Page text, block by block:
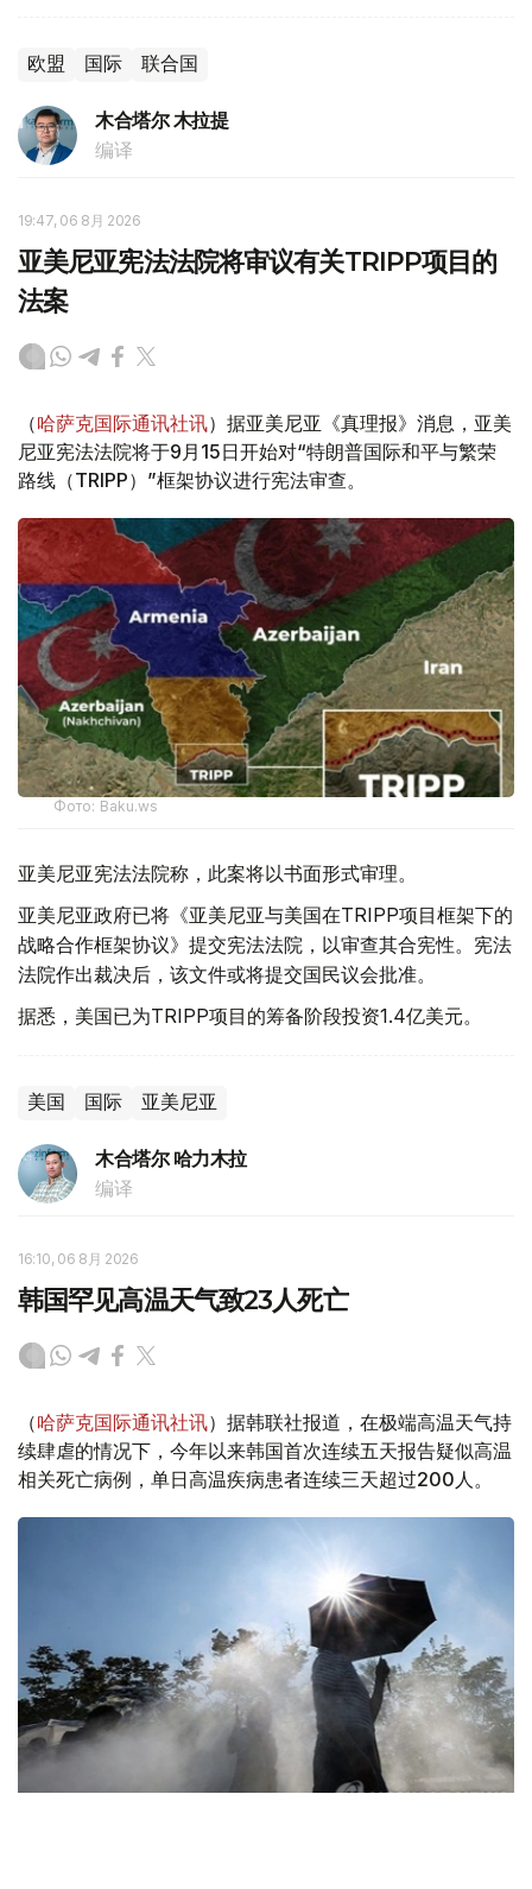
欧盟 国际 联合国
木合塔尔 木拉提
编译
19:47, 06 8月 2026
亚美尼亚宪法法院将审议有关TRIPP项目的
法案
（哈萨克国际通讯社讯）据亚美尼亚《真理报》消息，亚美
尼亚宪法法院将于9月15日开始对“特朗普国际和平与繁荣
路线（TRIPP）”框架协议进行宪法审查。
Фото: Baku.ws
亚美尼亚宪法法院称，此案将以书面形式审理。
亚美尼亚政府已将《亚美尼亚与美国在TRIPP项目框架下的
战略合作框架协议》提交宪法法院，以审查其合宪性。宪法
法院作出裁决后，该文件或将提交国民议会批准。
据悉，美国已为TRIPP项目的筹备阶段投资1.4亿美元。
美国 国际 亚美尼亚
木合塔尔 哈力木拉
编译
16:10, 06 8月 2026
韩国罕见高温天气致23人死亡
（哈萨克国际通讯社讯）据韩联社报道，在极端高温天气持
续肆虐的情况下，今年以来韩国首次连续五天报告疑似高温
相关死亡病例，单日高温疾病患者连续三天超过200人。